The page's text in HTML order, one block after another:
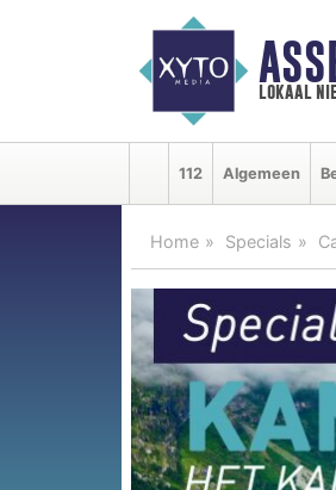
lokaal
112 Algemeen
Home Specials